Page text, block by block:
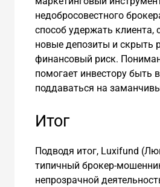
недобросовестного
способ удержать клиента,
новые депозиты и скрыть
финансовый риск.
помогает инвестору быть
поддаваться на
Итог
Подводя итог, Luxifund
типичный брокер-
непрозрачной